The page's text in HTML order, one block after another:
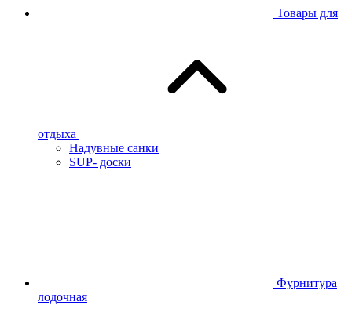
Товары для
отдыха
Надувные санки
SUP- доски
Фурнитура
лодочная